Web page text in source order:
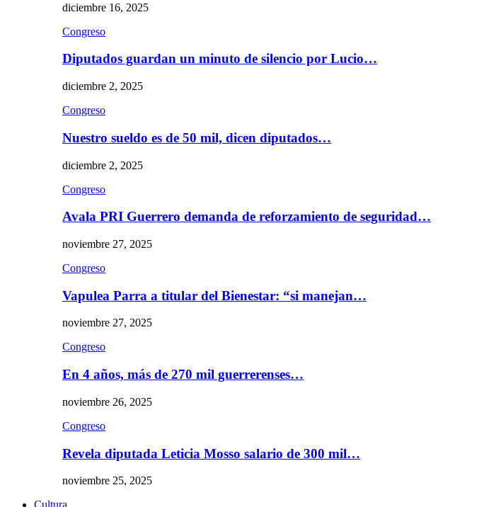
diciembre 16, 2025
Congreso
Diputados guardan un minuto de silencio por Lucio…
diciembre 2, 2025
Congreso
Nuestro sueldo es de 50 mil, dicen diputados…
diciembre 2, 2025
Congreso
Avala PRI Guerrero demanda de reforzamiento de seguridad…
noviembre 27, 2025
Congreso
Vapulea Parra a titular del Bienestar: “si manejan…
noviembre 27, 2025
Congreso
En 4 años, más de 270 mil guerrerenses…
noviembre 26, 2025
Congreso
Revela diputada Leticia Mosso salario de 300 mil…
noviembre 25, 2025